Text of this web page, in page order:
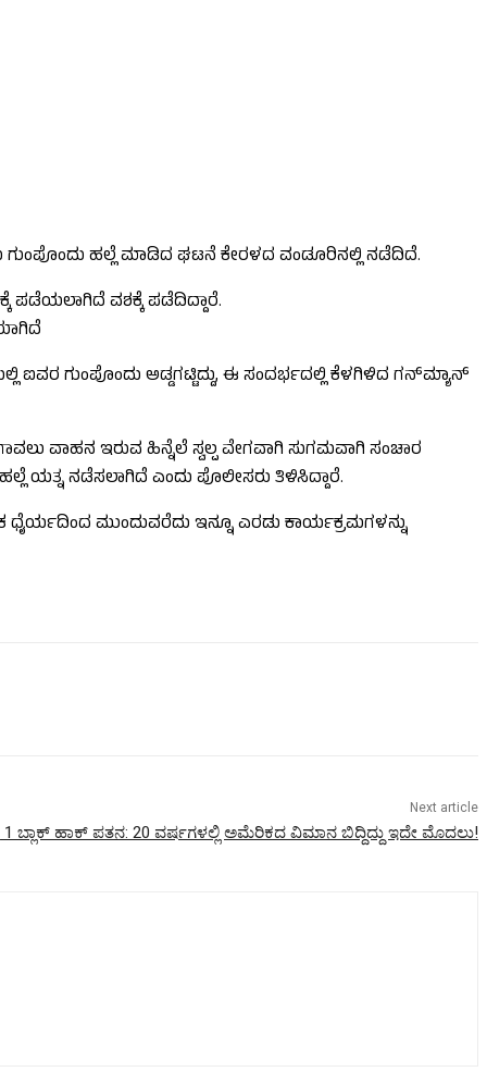
ಹಲ್ಲೆ ಮಾಡಿದ ಘಟನೆ ಕೇರಳದ ವಂಡೂರಿನಲ್ಲಿ ನಡೆದಿದೆ.
ಪಡೆಯಲಾಗಿದೆ ವಶಕ್ಕೆ ಪಡೆದಿದ್ದಾರೆ.
ಗುಂಪೊಂದು ಅಡ್ಡಗಟ್ಟಿದ್ದು, ಈ ಸಂದರ್ಭದಲ್ಲಿ ಕೆಳಗಿಳಿದ ಗನ್​ಮ್ಯಾನ್​
ವಾಹನ ಇರುವ ಹಿನ್ನೆಲೆ ಸ್ವಲ್ಪ ವೇಗವಾಗಿ ಸುಗಮವಾಗಿ ಸಂಚಾರ
ಯತ್ನ ನಡೆಸಲಾಗಿದೆ ಎಂದು ಪೊಲೀಸರು ತಿಳಿಸಿದ್ದಾರೆ.
ಮುಂದುವರೆದು ಇನ್ನೂ ಎರಡು ಕಾರ್ಯಕ್ರಮಗಳನ್ನು
Next article
ಹಾಕ್‌ ಪತನ:‌ 20 ವರ್ಷಗಳಲ್ಲಿ ಅಮೆರಿಕದ ವಿಮಾನ ಬಿದ್ದಿದ್ದು ಇದೇ ಮೊದಲು!